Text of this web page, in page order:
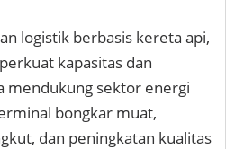
logistik berbasis kereta api,
kapasitas dan
mendukung sektor energi
bongkar muat,
dan peningkatan kualitas